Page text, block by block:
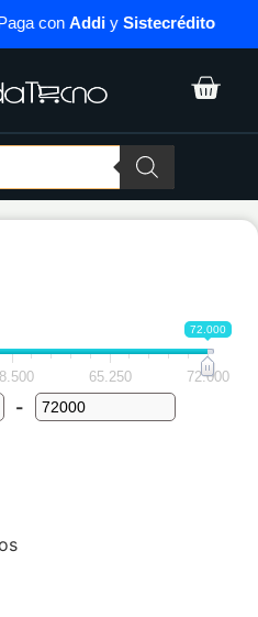
conAddiySistecrédito
72.000
65.250 72.000
-